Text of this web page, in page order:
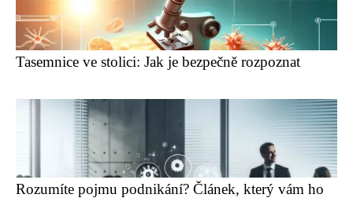
Tasemnice ve stolici: Jak je bezpečně rozpoznat
Rozumíte pojmu podnikání? Článek, který vám ho